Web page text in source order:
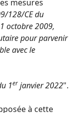
mesures
128/CE du
octobre 2009,
pour parvenir
avec le
1er janvier 2022".
à cette